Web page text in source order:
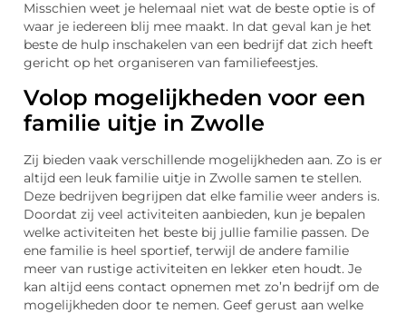
Misschien weet je helemaal niet wat de beste optie is of
waar je iedereen blij mee maakt. In dat geval kan je het
beste de hulp inschakelen van een bedrijf dat zich heeft
gericht op het organiseren van familiefeestjes.
Volop mogelijkheden voor een
familie uitje in Zwolle
Zij bieden vaak verschillende mogelijkheden aan. Zo is er
altijd een leuk familie uitje in Zwolle samen te stellen.
Deze bedrijven begrijpen dat elke familie weer anders is.
Doordat zij veel activiteiten aanbieden, kun je bepalen
welke activiteiten het beste bij jullie familie passen. De
ene familie is heel sportief, terwijl de andere familie
meer van rustige activiteiten en lekker eten houdt. Je
kan altijd eens contact opnemen met zo’n bedrijf om de
mogelijkheden door te nemen. Geef gerust aan welke